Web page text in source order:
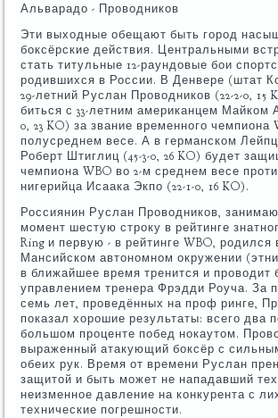
Альварадо - Проводников
Эти выходные обещают быть город
боксёрские действия. Центральными
стать титульные 12-раундовые бои
родившихся в России. В Денвере (штат
29-летний Руслан Проводников (22-2-0, 15
биться с 33-летним американцем Майком
0, 23 KO) за звание временного чемпиона
полусреднем весе. А в германском
Роберт Штиглиц (45-3-0, 26 KO) будет
чемпиона WBO во 2-м среднем весе
нигерийца Исаака Экпо (22-1-0, 16 KO).
Россиянин Руслан Проводников,
момент шестую строку в рейтинге
Ring и первую - в рейтинге WBO, родился
Мансийском автономном окружении
в ближайшее время тренится и
управлением тренера Фрэдди Роуча. За
семь лет, проведённых на проф ринге,
показал хорошие результаты: всего два
большом проценте побед нокаутом.
выраженный атакующий боксёр с
обеих рук. Время от времени Руслан
защитой и быть может не нападавший
неизменное давление на конкурента с
технические погрешности.